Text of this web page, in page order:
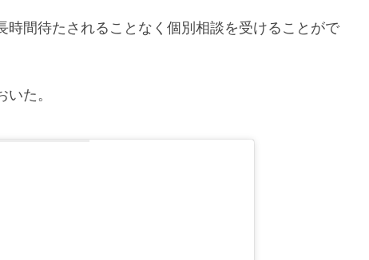
間待たされることなく個別相談を受けることがで
おいた。